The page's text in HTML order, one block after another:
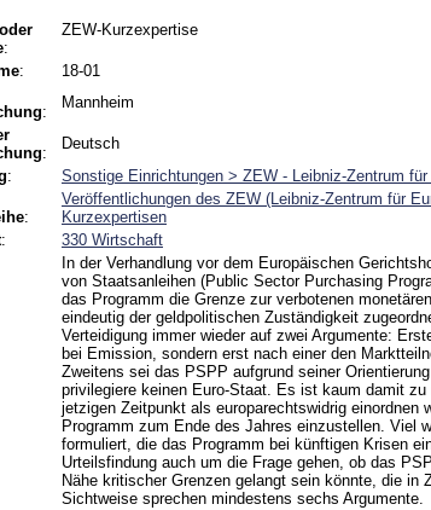
:
ZEW-Kurzexpertise
:
18-01
:
Mannheim
:
Deutsch
:
Sonstige Einrichtungen > ZEW - Leibniz-Zentrum
:
Veröffentlichungen des ZEW (Leibniz-Zentrum für
Kurzexpertisen
:
330 Wirtschaft
In der Verhandlung vor dem Europäischen
von Staatsanleihen (Public Sector Purchasing
das Programm die Grenze zur verbotenen
eindeutig der geldpolitischen Zuständigkeit
Verteidigung immer wieder auf zwei Argumente:
bei Emission, sondern erst nach einer den
Zweitens sei das PSPP aufgrund seiner
privilegiere keinen Euro-Staat. Es ist kaum damit
jetzigen Zeitpunkt als europarechtswidrig
Programm zum Ende des Jahres einzustellen. Viel
formuliert, die das Programm bei künftigen Krisen
Urteilsfindung auch um die Frage gehen, ob das
Nähe kritischer Grenzen gelangt sein könnte, die
Sichtweise sprechen mindestens sechs Argumente.